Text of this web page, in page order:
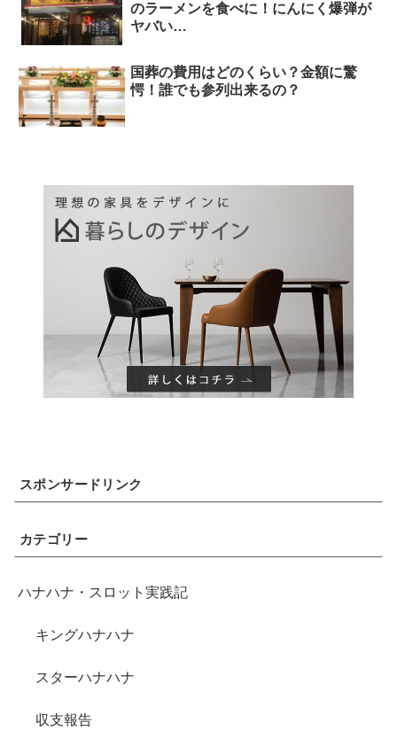
のラーメンを食べに！にんにく爆弾が
ヤバい…
国葬の費用はどのくらい？金額に驚
愕！誰でも参列出来るの？
スポンサードリンク
カテゴリー
ハナハナ・スロット実践記
キングハナハナ
スターハナハナ
収支報告